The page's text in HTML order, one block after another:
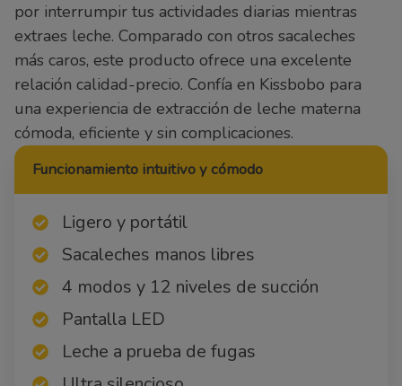
por interrumpir tus actividades diarias mientras
extraes leche. Comparado con otros sacaleches
más caros, este producto ofrece una excelente
relación calidad-precio. Confía en Kissbobo para
una experiencia de extracción de leche materna
cómoda, eficiente y sin complicaciones.
Funcionamiento intuitivo y cómodo
Ligero y portátil
Sacaleches manos libres
4 modos y 12 niveles de succión
Pantalla LED
Leche a prueba de fugas